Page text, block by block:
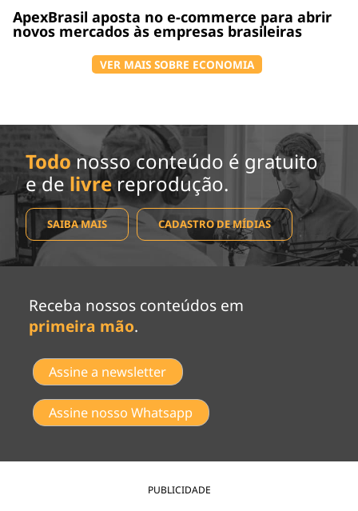
ApexBrasil aposta no e-commerce para abrir
novos mercados às empresas brasileiras
VER MAIS SOBRE ECONOMIA
Todo nosso conteúdo é gratuito
e de livrereprodução.
SAIBA MAIS CADASTRO DE MÍDIAS
Receba nossos conteúdos em
primeira mão.
Assine a newsletter
Assine nosso Whatsapp
PUBLICIDADE